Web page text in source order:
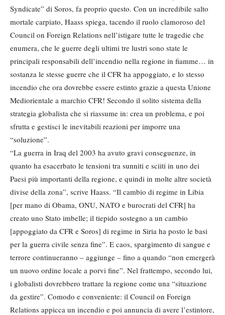
Syndicate” di Soros, fa proprio questo. Con un incredibile salto
mortale carpiato, Haass spiega, tacendo il ruolo clamoroso del
Council on Foreign Relations nell’istigare tutte le tragedie che
enumera, che le guerre degli ultimi tre lustri sono state le
principali responsabili dell’incendio nella regione in fiamme… in
sostanza le stesse guerre che il CFR ha appoggiato, e lo stesso
incendio che ora dovrebbe essere estinto grazie a questa Unione
Mediorientale a marchio CFR! Secondo il solito sistema della
strategia globalista che si riassume in: crea un problema, e poi
sfrutta e gestisci le inevitabili reazioni per imporre una
“soluzione”.
“La guerra in Iraq del 2003 ha avuto gravi conseguenze, in
quanto ha esacerbato le tensioni tra sunniti e sciiti in uno dei
Paesi più importanti della regione, e quindi in molte altre società
divise della zona”, scrive Haass. “Il cambio di regime in Libia
[per mano di Obama, ONU, NATO e burocrati del CFR] ha
creato uno Stato imbelle; il tiepido sostegno a un cambio
[appoggiato da CFR e Soros] di regime in Siria ha posto le basi
per la guerra civile senza fine”. E caos, spargimento di sangue e
terrore continueranno – aggiunge – fino a quando “non emergerà
un nuovo ordine locale a porvi fine”. Nel frattempo, secondo lui,
i globalisti dovrebbero trattare la regione come una “situazione
da gestire”. Comodo e conveniente: il Council on Foreign
Relations appicca un incendio e poi annuncia di avere l’estintore,